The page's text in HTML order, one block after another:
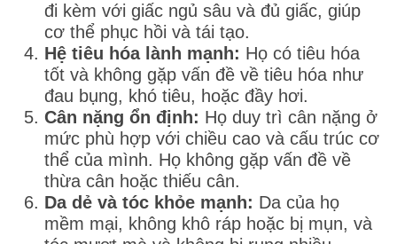
đi kèm với giấc ngủ sâu và đủ giấc, giúp
cơ thể phục hồi và tái tạo.
Hệ tiêu hóa lành mạnh: Họ có tiêu hóa
tốt và không gặp vấn đề về tiêu hóa như
đau bụng, khó tiêu, hoặc đầy hơi.
Cân nặng ổn định: Họ duy trì cân nặng ở
mức phù hợp với chiều cao và cấu trúc cơ
thể của mình. Họ không gặp vấn đề về
thừa cân hoặc thiếu cân.
Da dẻ và tóc khỏe mạnh: Da của họ
mềm mại, không khô ráp hoặc bị mụn, và